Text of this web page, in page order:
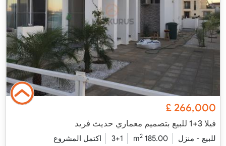
266,000
£
فيلا 3+1 للبيع بتصميم معماري حديث فريد
للبيع - منزل 185.00 m
2
3+1
اكتمل المشروع